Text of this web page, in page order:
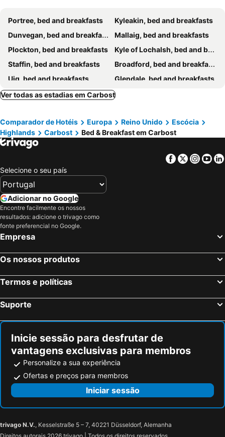
Portree, bed and breakfasts
Kyleakin, bed and breakfasts
Dunvegan, bed and breakfasts
Mallaig, bed and breakfasts
Plockton, bed and breakfasts
Kyle of Lochalsh, bed and breakfasts
Staffin, bed and breakfasts
Broadford, bed and breakfasts
Uig, bed and breakfasts
Glendale, bed and breakfasts
Sleat, bed and breakfasts
Waternish, bed and breakfasts
Ver todas as estadias em Carbost
Comparador de Hotéis Europa Reino Unido
Escócia
Highlands
Carbost Bed & Breakfast em Carbost
Facebook
Twitter
Selecione o seu país
Adicionar no Google
Encontre facilmente os nossos
resultados: adicione o trivago como
fonte preferencial no Google.
Empresa
Os nossos produtos
Termos e políticas
Suporte
Inicie sessão para desfrutar de
vantagens exclusivas para membros
Personalize a sua experiência
Ofertas e preços para membros
Iniciar sessão
trivago N.V., Kesselstraße 5 – 7, 40221 Düsseldorf, Alemanha